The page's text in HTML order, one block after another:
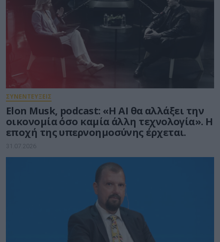
ΣΥΝΕΝΤΕΥΞΕΙΣ
Elon Musk, podcast: «Η AI θα αλλάξει την
οικονομία όσο καμία άλλη τεχνολογία». Η
εποχή της υπερνοημοσύνης έρχεται.
31.07.2026